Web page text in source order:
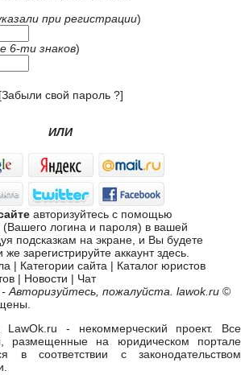
при регистрации)
6-ти знаков)
[Забыли свой пароль ?]
ИЛИ
авторизуйтесь с помощью
логина и пароля) в вашей
подсказкам на экране, и Вы будете
же зарегистрируйте аккаунт здесь
| Категории сайта | Каталог юристов
| Новости | Чат
Авторизуйтесь, пожалуйста. lawok.ru ©
LawOk.ru - некоммерческий проект. Все
размещенные на юридическом портале
в соответствии с законодательством